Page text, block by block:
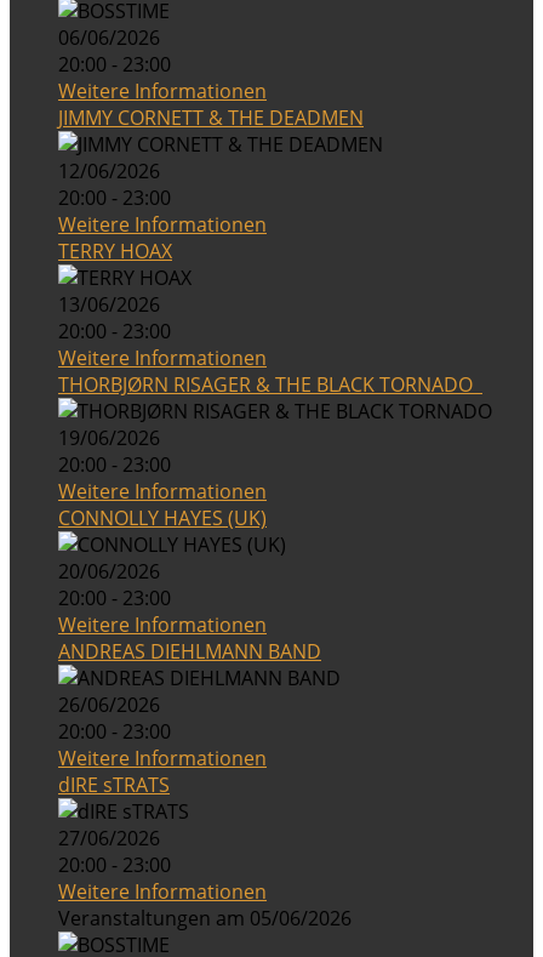
06/06/2026
20:00 - 23:00
Weitere Informationen
JIMMY CORNETT & THE DEADMEN
12/06/2026
20:00 - 23:00
Weitere Informationen
TERRY HOAX
13/06/2026
20:00 - 23:00
Weitere Informationen
THORBJØRN RISAGER & THE BLACK TORNADO
19/06/2026
20:00 - 23:00
Weitere Informationen
CONNOLLY HAYES (UK)
20/06/2026
20:00 - 23:00
Weitere Informationen
ANDREAS DIEHLMANN BAND
26/06/2026
20:00 - 23:00
Weitere Informationen
dIRE sTRATS
27/06/2026
20:00 - 23:00
Weitere Informationen
Veranstaltungen am 05/06/2026